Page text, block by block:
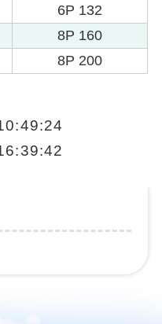
6P 132
8P 160
8P 200